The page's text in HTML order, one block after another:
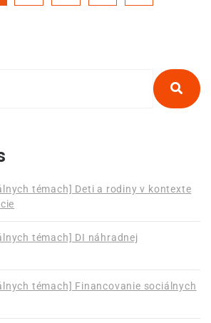
témach] Deti a rodiny v kontexte
témach] DI náhradnej
témach] Financovanie sociálnych